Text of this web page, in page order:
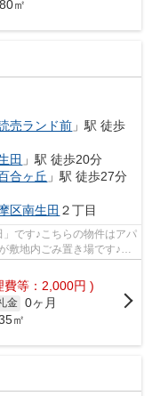
㎡
売ランド前 」駅 徒歩
田 」駅 徒歩20分
合ヶ丘 」駅 徒歩27分
区南生田 ２丁目
です♪こちらの物件はアパ
敷地内ごみ置き場です♪ク
費等：2,000円 )
金 0ヶ月
㎡